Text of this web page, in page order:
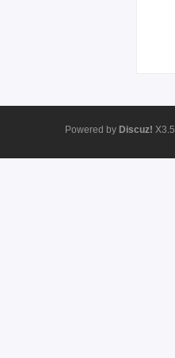
Powered by Discuz! X3.5